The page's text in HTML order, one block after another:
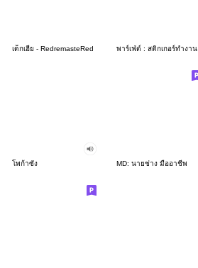
เด็กเฮีย - RedremasteRed พาร์เฟ่ต์ : สติกเกอร์ทำงาน
โพก้าซัง MD: นายช่าง มืออาชีพ